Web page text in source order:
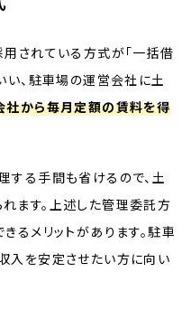
されている方式が「一括借
い、駐車場の運営会社に土
社から毎月定額の賃料を得
する手間も省けるので、土
ます。上述した管理委託方
るメリットがあります。駐車
入を安定させたい方に向い